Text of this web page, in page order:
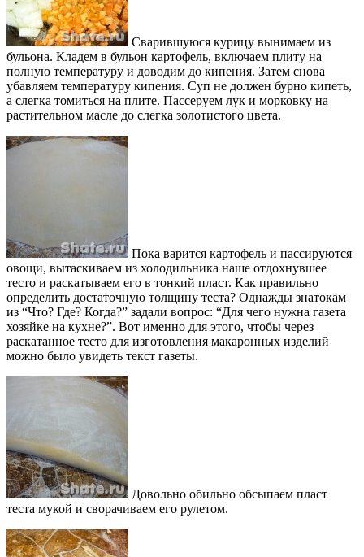
Сварившуюся курицу вынимаем из
бульона. Кладем в бульон картофель, включаем плиту на
полную температуру и доводим до кипения. Затем снова
убавляем температуру кипения. Суп не должен бурно кипеть,
а слегка томиться на плите. Пассеруем лук и морковку на
растительном масле до слегка золотистого цвета.
Пока варится картофель и пассируются
овощи, вытаскиваем из холодильника наше отдохнувшее
тесто и раскатываем его в тонкий пласт. Как правильно
определить достаточную толщину теста? Однажды знатокам
из “Что? Где? Когда?” задали вопрос: “Для чего нужна газета
хозяйке на кухне?”. Вот именно для этого, чтобы через
раскатанное тесто для изготовления макаронных изделий
можно было увидеть текст газеты.
Довольно обильно обсыпаем пласт
теста мукой и сворачиваем его рулетом.